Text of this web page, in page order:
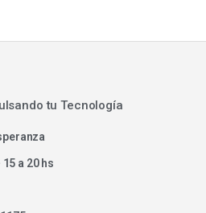
tu Tecnología
a 20 hs